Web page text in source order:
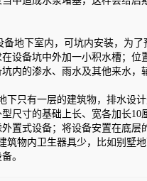
地下室内，可坑内安装，为
设备坑中外加一小积水槽；
内的渗水、雨水及其他来水
下只有一层的建筑物，排水设
尺寸的基础上长、宽各加长
置式设备；将设备安置在底层
筑物内卫生器具少，比如别墅
。